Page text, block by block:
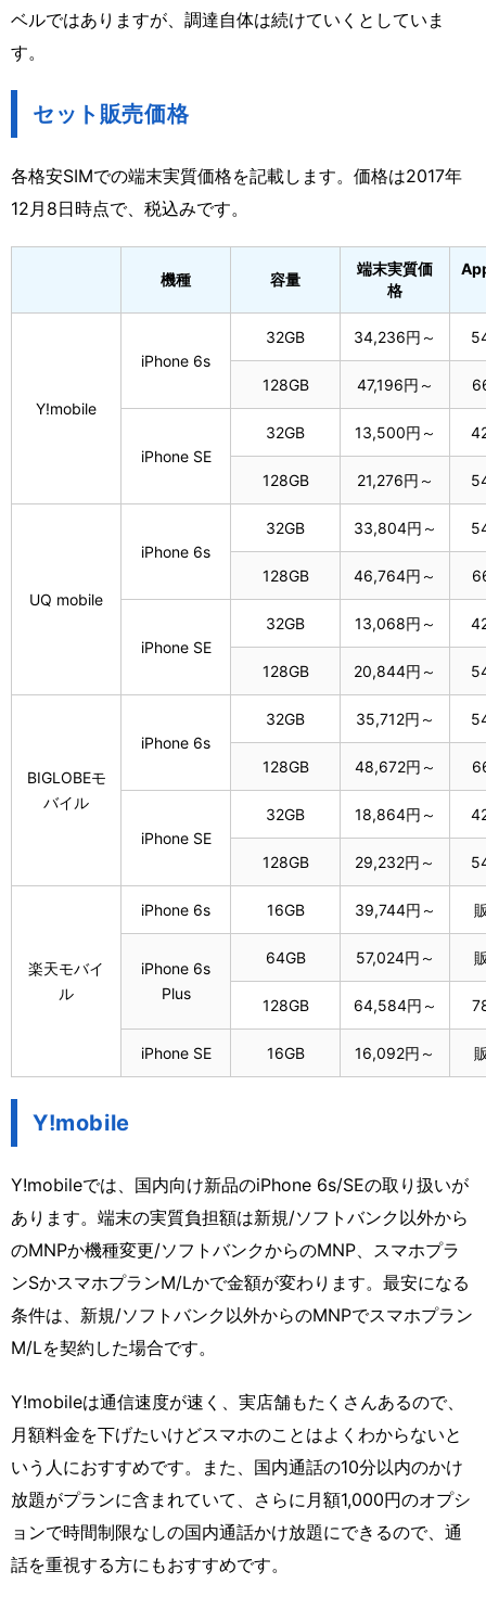
ベルではありますが、調達自体は続けていくとしていま
す。
セット販売価格
各格安SIMでの端末実質価格を記載します。価格は2017年
12月8日時点で、税込みです。
機種 容量
端末実質価
格
Y!mobile
iPhone 6s
32GB 34,236円～
128GB 47,196円～
iPhone SE
32GB 13,500円～
128GB 21,276円～
UQ mobile
iPhone 6s
32GB 33,804円～
128GB 46,764円～
iPhone SE
32GB 13,068円～
128GB 20,844円～
BIGLOBEモ
バイル
iPhone 6s
32GB 35,712円～
128GB 48,672円～
iPhone SE
32GB 18,864円～
128GB 29,232円～
楽天モバイ
ル
iPhone 6s 16GB 39,744円～
iPhone 6s
Plus
64GB 57,024円～
128GB 64,584円～
iPhone SE 16GB 16,092円～
Y!mobile
Y!mobileでは、国内向け新品のiPhone 6s/SEの取り扱いが
あります。端末の実質負担額は新規/ソフトバンク以外から
のMNPか機種変更/ソフトバンクからのMNP、スマホプラ
ンSかスマホプランM/Lかで金額が変わります。最安になる
条件は、新規/ソフトバンク以外からのMNPでスマホプラン
M/Lを契約した場合です。
Y!mobileは通信速度が速く、実店舗もたくさんあるので、
月額料金を下げたいけどスマホのことはよくわからないと
いう人におすすめです。また、国内通話の10分以内のかけ
放題がプランに含まれていて、さらに月額1,000円のオプシ
ョンで時間制限なしの国内通話かけ放題にできるので、通
話を重視する方にもおすすめです。